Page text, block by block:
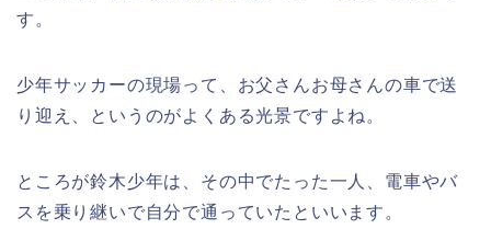
す。
少年サッカーの現場って、お父さんお母さんの車で送
り迎え、というのがよくある光景ですよね。
ところが鈴木少年は、その中でたった一人、電車やバ
スを乗り継いで自分で通っていたといいます。